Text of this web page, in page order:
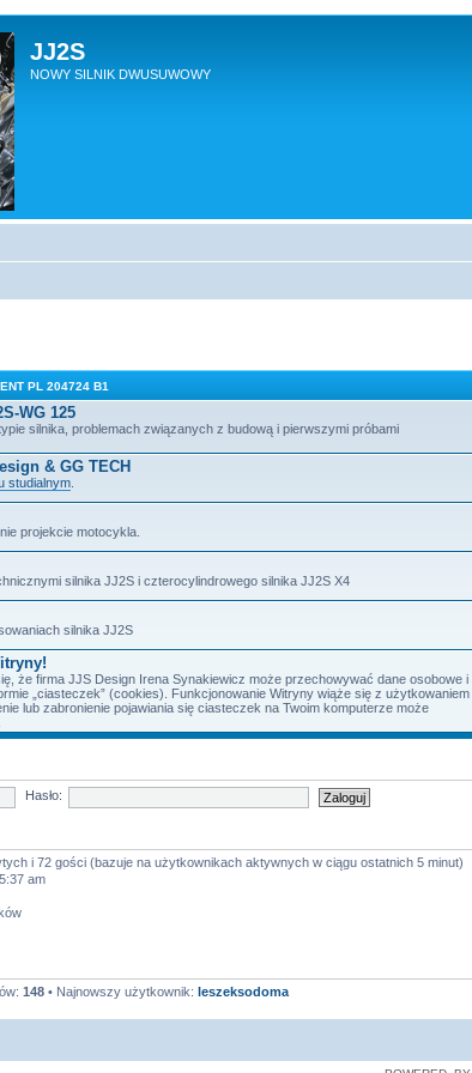
JJ2S
NOWY SILNIK DWUSUWOWY
PL 204724 B1
WG 125
silnika, problemach związanych z budową i pierwszymi próbami
& GG TECH
studialnym
projekcie motocykla.
silnika JJ2S i czterocylindrowego silnika JJ2S X4
silnika JJ2S
że firma JJS Design Irena Synakiewicz może przechowywać dane osobowe i
„ciasteczek” (cookies). Funkcjonowanie Witryny wiąże się z użytkowaniem
lub zabronienie pojawiania się ciasteczek na Twoim komputerze może
Hasło:
i 72 gości (bazuje na użytkownikach aktywnych w ciągu ostatnich 5 minut)
am
148 • Najnowszy użytkownik: leszeksodoma